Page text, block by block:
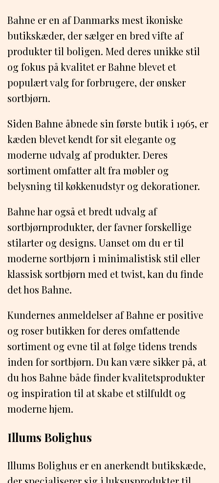
Bahne er en af ​​Danmarks mest ikoniske
butikskæder, der sælger en bred vifte af
produkter til boligen. Med deres unikke stil
og fokus på kvalitet er Bahne blevet et
populært valg for forbrugere, der ønsker
sortbjørn.
Siden Bahne åbnede sin første butik i 1965, er
kæden blevet kendt for sit elegante og
moderne udvalg af produkter. Deres
sortiment omfatter alt fra møbler og
belysning til køkkenudstyr og dekorationer.
Bahne har også et bredt udvalg af
sortbjørnprodukter, der favner forskellige
stilarter og designs. Uanset om du er til
moderne sortbjørn i minimalistisk stil eller
klassisk sortbjørn med et twist, kan du finde
det hos Bahne.
Kundernes anmeldelser af Bahne er positive
og roser butikken for deres omfattende
sortiment og evne til at følge tidens trends
inden for sortbjørn. Du kan være sikker på, at
du hos Bahne både finder kvalitetsprodukter
og inspiration til at skabe et stilfuldt og
moderne hjem.
Illums Bolighus
Illums Bolighus er en anerkendt butikskæde,